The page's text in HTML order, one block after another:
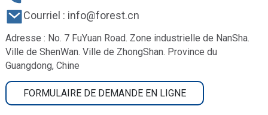
Courriel : info@forest.cn
Adresse : No. 7 FuYuan Road. Zone industrielle de NanSha.
Ville de ShenWan. Ville de ZhongShan. Province du
Guangdong, Chine
FORMULAIRE DE DEMANDE EN LIGNE